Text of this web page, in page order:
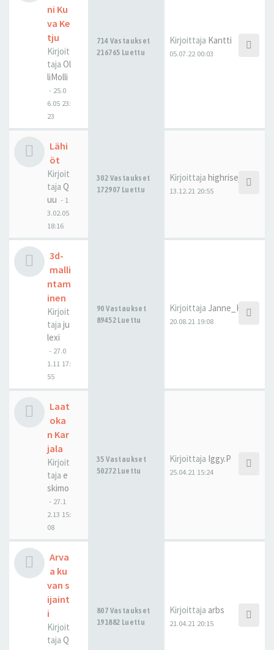
ni Ku
va Ke
tju
Kirjoit
taja Ol
liMolli
- 25.0
6.05 23:
23
714 Vastaukset
216765 Luettu
Kirjoittaja Kantti
05.07.22 00:03
Lähi
öt
Kirjoit
taja Q
uu - 1
3.02.05
18:16
302 Vastaukset
172907 Luettu
Kirjoittaja highrisejonne
13.12.21 20:55
3d-
malli
ntam
inen
Kirjoit
taja ju
lexi
- 27.0
1.11 17:
55
90 Vastaukset
89452 Luettu
Kirjoittaja Janne_H
20.08.21 19:08
Laat
oka
n Kar
jala
Kirjoit
taja e
skimo
- 27.1
2.13 15:
08
35 Vastaukset
50272 Luettu
Kirjoittaja Iggy.P
25.04.21 15:24
Arva
a ku
van s
ijaint
i
Kirjoit
taja Q
807 Vastaukset
191882 Luettu
Kirjoittaja arbs
21.04.21 20:15